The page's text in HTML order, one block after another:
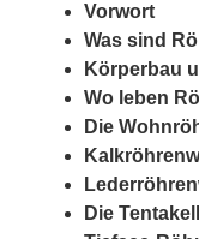
Vorwort
Was sind
Körperbau
Wo leben
Die
Die